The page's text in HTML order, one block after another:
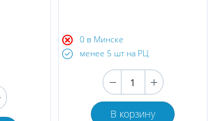
0 в Минске
менее 5 шт на РЦ
В корзину